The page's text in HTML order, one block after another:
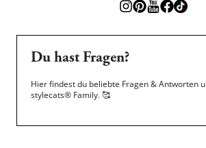
Du hast Fragen?
Hier findest du beliebte Fragen & Antworten
stylecats® Family.🥰